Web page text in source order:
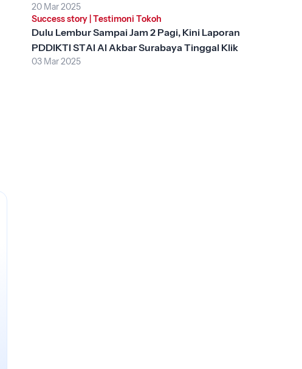
Platform
20 Mar 2025
Success story| Testimoni Tokoh
Dulu Lembur Sampai Jam 2 Pagi, Kini Laporan
PDDIKTI STAI Al Akbar Surabaya Tinggal Klik
03 Mar 2025